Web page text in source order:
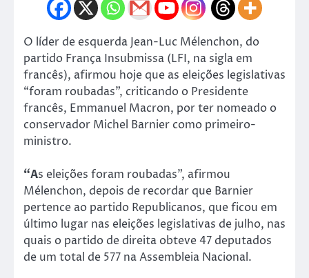
O líder de esquerda Jean-Luc Mélenchon, do
partido França Insubmissa (LFI, na sigla em
francês), afirmou hoje que as eleições legislativas
“foram roubadas”, criticando o Presidente
francês, Emmanuel Macron, por ter nomeado o
conservador Michel Barnier como primeiro-
ministro.
“As eleições foram roubadas”, afirmou
Mélenchon, depois de recordar que Barnier
pertence ao partido Republicanos, que ficou em
último lugar nas eleições legislativas de julho, nas
quais o partido de direita obteve 47 deputados
de um total de 577 na Assembleia Nacional.